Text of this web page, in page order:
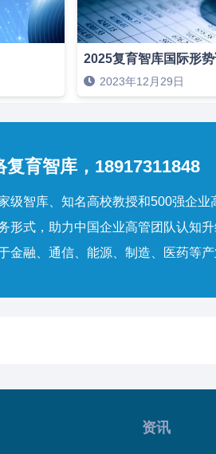
2025复育智库国际形
2023年12月29日
育智库，18917311848
级智库、知名高校教授和500强企
形式，助力中国企业高管团队认知升
金融、通信、能源、制造、医药等产
资讯